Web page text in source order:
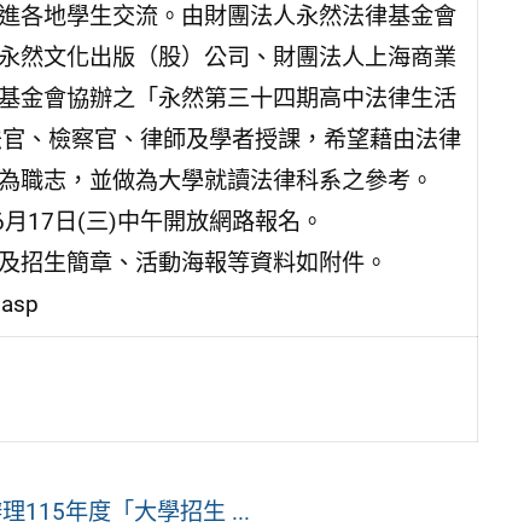
各地學生交流。由財團法人永然法律基金會
然文化出版（股）公司、財團法人上海商業
金會協辦之「永然第三十四期高中法律生活
、檢察官、律師及學者授課，希望藉由法律
職志，並做為大學就讀法律科系之參考。
17日(三)中午開放網路報名。
招生簡章、活動海報等資料如附件。
115年度「大學招生 ...